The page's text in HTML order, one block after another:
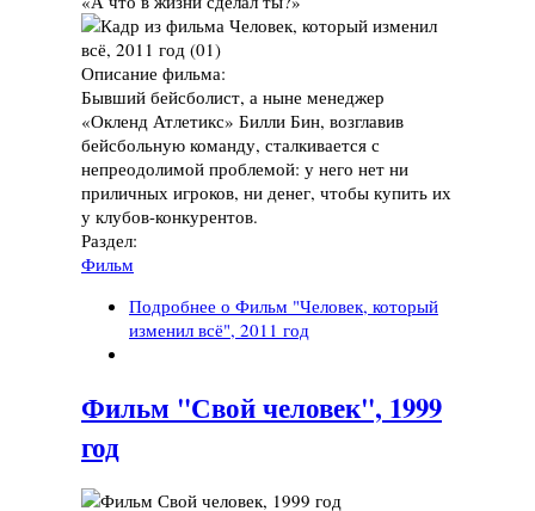
Описание фильма:
Бывший бейсболист, а ныне менеджер
«Окленд Атлетикс» Билли Бин, возглавив
бейсбольную команду, сталкивается с
непреодолимой проблемой: у него нет ни
приличных игроков, ни денег, чтобы купить их
у клубов-конкурентов.
Раздел:
Фильм
Подробнее о Фильм "Человек, который
изменил всё", 2011 год
Фильм "Свой человек", 1999
год